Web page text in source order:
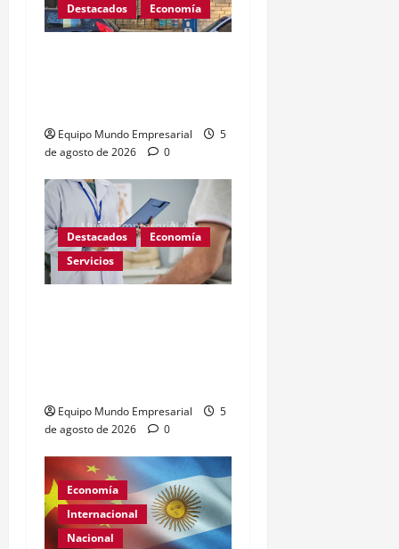
Destacados Economía
Equipo Mundo Empresarial
5
de agosto de 2026
0
Destacados
Economía
Servicios
Equipo Mundo Empresarial
5
de agosto de 2026
0
Economía
Internacional
Nacional